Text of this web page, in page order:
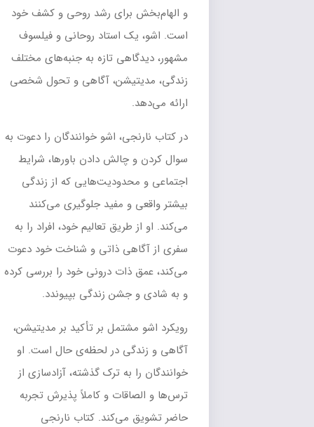
و الهام‌بخش برای رشد روحی و کشف خود
است. اشو، یک استاد روحانی و فیلسوف
مشهور، دیدگاهی تازه به جنبه‌های مختلف
زندگی، مدیتیشن، آگاهی و تحول شخصی
ارائه می‌دهد.
در کتاب نارنجی، اشو خوانندگان را دعوت به
سوال کردن و چالش دادن باورها، شرایط
اجتماعی و محدودیت‌هایی که از زندگی
بیشتر واقعی و مفید جلوگیری می‌کنند
می‌کند. او از طریق تعالیم خود، افراد را به
سفری از آگاهی ذاتی و شناخت خود دعوت
می‌کند، عمق ذات درونی خود را بررسی کرده
و به شادی و جشن زندگی بپیوندد.
رویکرد اشو مشتمل بر تأکید بر مدیتیشن،
آگاهی و زندگی در لحظه‌ی حال است. او
خوانندگان را به ترک گذشته، آزادسازی از
ترس‌ها و الصاقات و کاملاً پذیرش تجربه
حاضر تشویق می‌کند. کتاب نارنجی